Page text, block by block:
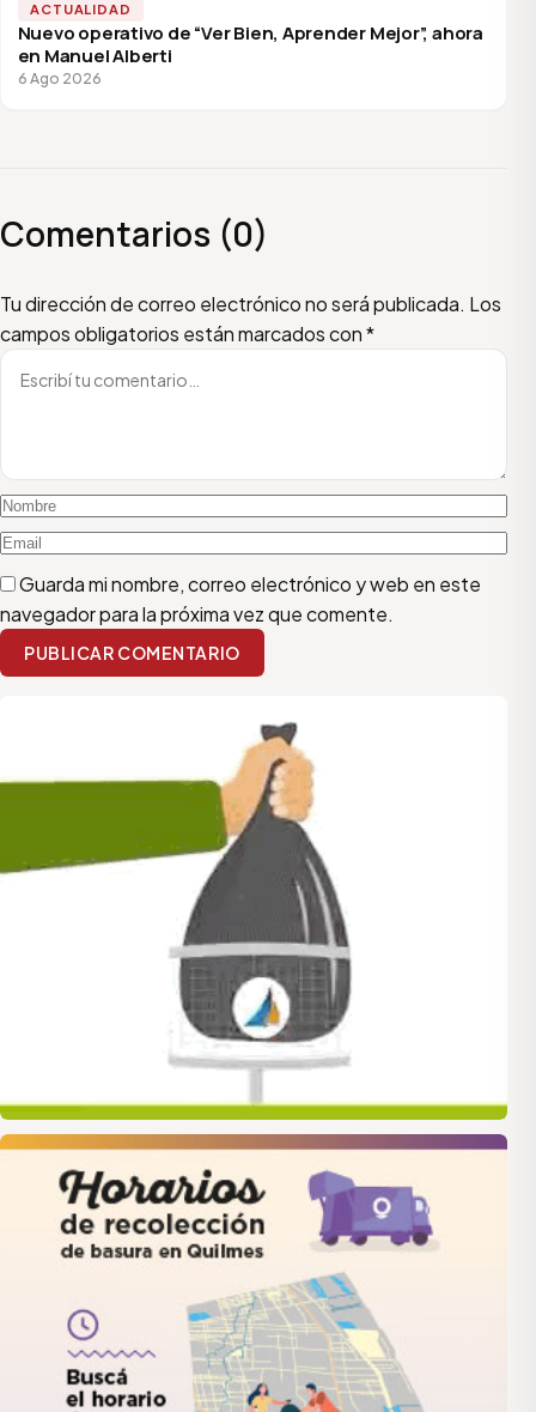
ACTUALIDAD
Nuevo operativo de “Ver Bien, Aprender Mejor”, ahora
en Manuel Alberti
6 Ago 2026
Comentarios (0)
Tu dirección de correo electrónico no será publicada. Los
campos obligatorios están marcados con*
Escribí tu comentario
Nombre
Email
Guarda mi nombre, correo electrónico y web en este
navegador para la próxima vez que comente.
PUBLICAR COMENTARIO
quilmes